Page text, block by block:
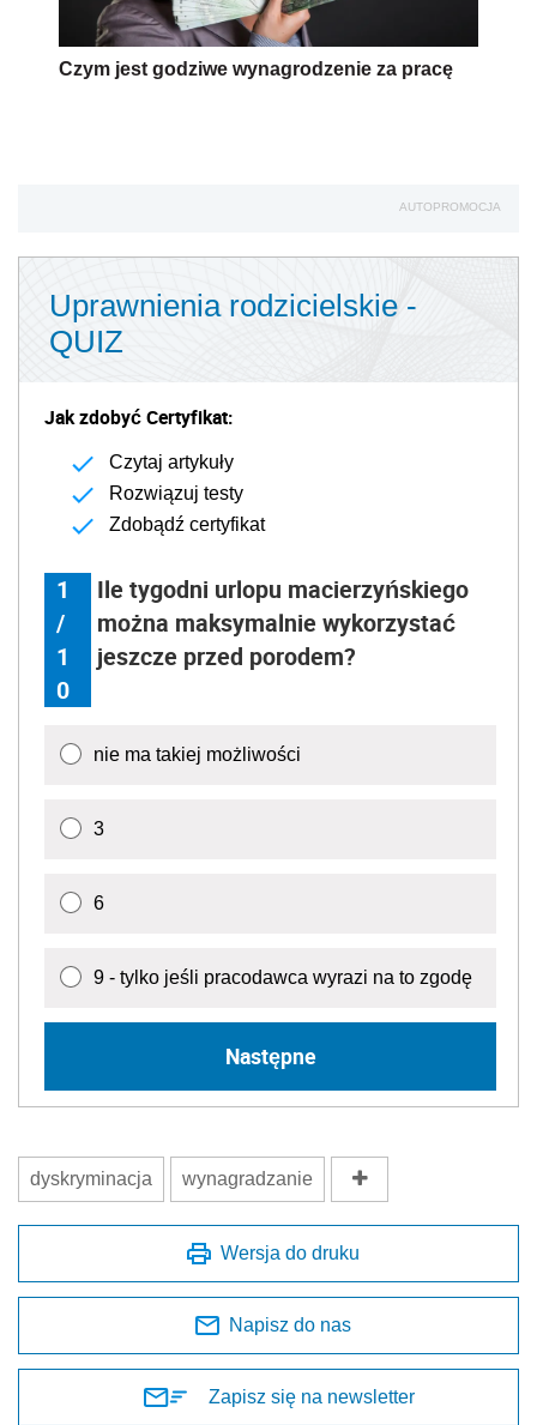
Czym jest godziwe wynagrodzenie za pracę
AUTOPROMOCJA
Uprawnienia rodzicielskie -
QUIZ
Jak zdobyć Certyfikat:
Czytaj artykuły
Rozwiązuj testy
Zdobądź certyfikat
1
/
1
0
Ile tygodni urlopu macierzyńskiego
można maksymalnie wykorzystać
jeszcze przed porodem?
nie ma takiej możliwości
3
6
9 - tylko jeśli pracodawca wyrazi na to zgodę
Następne
dyskryminacja wynagradzanie
Wersja do druku
Napisz do nas
Zapisz się na newsletter